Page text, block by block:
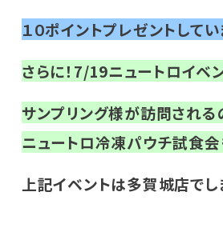
１０ポイントプレゼントしてい
さらに！7/19ニュートロイ
サンプリング様が訪問される
ニュートロ冷凍パウチ試食会
上記イベントは多賀城店で